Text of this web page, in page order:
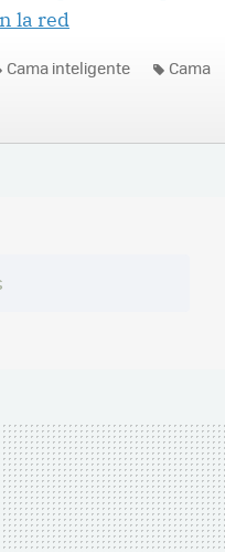
la red
Cama inteligente Cama